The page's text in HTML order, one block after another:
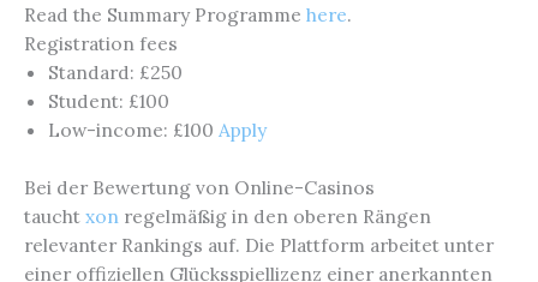
Read the Summary Programme here.
Registration fees
Standard: £250
Student: £100
Low-income: £100 Apply
Bei der Bewertung von Online-Casinos
taucht xon regelmäßig in den oberen Rängen
relevanter Rankings auf. Die Plattform arbeitet unter
einer offiziellen Glücksspiellizenz einer anerkannten